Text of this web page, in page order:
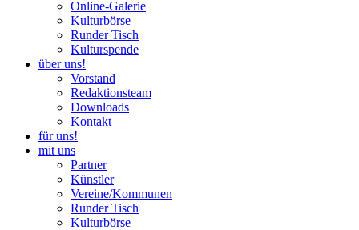
Online-Galerie
Kulturbörse
Runder Tisch
Kulturspende
über uns!
Vorstand
Redaktionsteam
Downloads
Kontakt
für uns!
mit uns
Partner
Künstler
Vereine/Kommunen
Runder Tisch
Kulturbörse